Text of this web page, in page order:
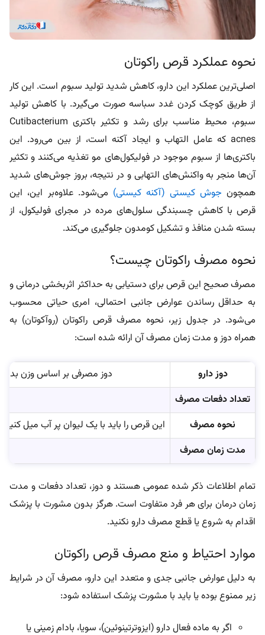
نحوه عملکرد قرص راکوتان
اصلی‌ترین عملکرد این دارو، کاهش شدید تولید سبوم است. این کار
از طریق کوچک کردن غدد سباسه صورت می‌گیرد. با کاهش تولید
سبوم، محیط مناسب برای رشد و تکثیر باکتری Cutibacterium
acnes که عامل التهاب و ایجاد آکنه است، از بین می‌رود. این
باکتری‌ها از سبوم موجود در فولیکول‌های مو تغذیه می‌کنند و تکثیر
آن‌ها منجر به واکنش‌های التهابی و در نتیجه، بروز جوش‌های شدید
همچون جوش کیستی (آکنه کیستی) می‌شود. علاوه‌بر این، این
قرص با کاهش چسبندگی سلول‌های مرده در مجرای فولیکول، از
بسته شدن منافذ و تشکیل کومدون جلوگیری می‌کند.
نحوه مصرف راکوتان چیست؟
مصرف صحیح این قرص برای دستیابی به حداکثر اثربخشی درمانی و
به حداقل رساندن عوارض جانبی احتمالی، امری حیاتی محسوب
می‌شود. در جدول زیر، نحوه مصرف قرص راکوتان (روآکوتان) به
همراه دوز و مدت زمان مصرف آن ارائه شده است:
دوز دارو
دوز مصرفی بر اساس وزن بدن و شدت آکنه توسط
تعداد دفعات مصرف
نحوه مصرف
این قرص را باید با یک لیوان پر آب میل
مدت زمان مصرف
تمام اطلاعات ذکر شده عمومی هستند و دوز، تعداد دفعات و مدت
زمان درمان برای هر فرد متفاوت است. هرگز بدون مشورت با پزشک
اقدام به شروع یا قطع مصرف دارو نکنید.
موارد احتیاط و منع مصرف قرص راکوتان
به دلیل عوارض جانبی جدی و متعدد این دارو، مصرف آن در شرایط
زیر ممنوع بوده یا باید با مشورت پزشک استفاده شود:
اگر به ماده فعال دارو (ایزوترتینوئین)، سویا، بادام‌ زمینی یا